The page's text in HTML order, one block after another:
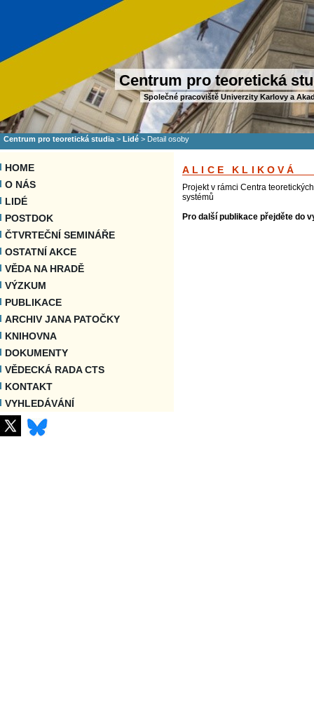
Centrum pro teoretická
Společné pracoviště Univerzity Karlovy a
Centrum pro teoretická studia > Lidé > Detail osoby
HOME
O NÁS
LIDÉ
POSTDOK
ČTVRTEČNÍ SEMINÁŘE
OSTATNÍ AKCE
VĚDA NA HRADĚ
VÝZKUM
PUBLIKACE
ARCHIV JANA PATOČKY
KNIHOVNA
DOKUMENTY
VĚDECKÁ RADA CTS
KONTAKT
VYHLEDÁVÁNÍ
ALICE KLIKOVÁ
Projekt v rámci Centra
systémů
Pro další publikace přejděte do